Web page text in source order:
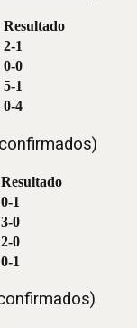
Resultado
2-1
0-0
5-1
0-4
Resultado
0-1
3-0
2-0
0-1